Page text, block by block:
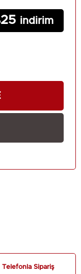
25
Telefonla Sipariş